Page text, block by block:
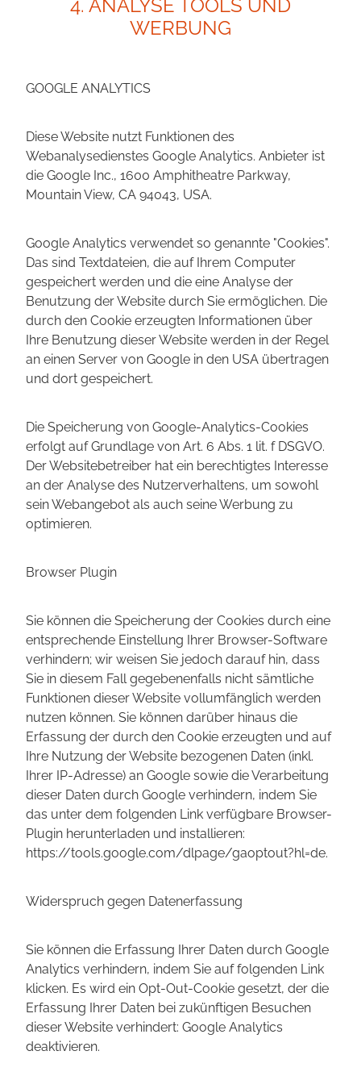
WERBUNG
GOOGLE ANALYTICS
Diese Website nutzt Funktionen des
Webanalysedienstes Google Analytics. Anbieter ist
die Google Inc., 1600 Amphitheatre Parkway,
Mountain View, CA 94043, USA.
Google Analytics verwendet so genannte "Cookies".
Das sind Textdateien, die auf Ihrem Computer
gespeichert werden und die eine Analyse der
Benutzung der Website durch Sie ermöglichen. Die
durch den Cookie erzeugten Informationen über
Ihre Benutzung dieser Website werden in der Regel
an einen Server von Google in den USA übertragen
und dort gespeichert.
Die Speicherung von Google-Analytics-Cookies
erfolgt auf Grundlage von Art. 6 Abs. 1 lit. f DSGVO.
Der Websitebetreiber hat ein berechtigtes Interesse
an der Analyse des Nutzerverhaltens, um sowohl
sein Webangebot als auch seine Werbung zu
optimieren.
Browser Plugin
Sie können die Speicherung der Cookies durch eine
entsprechende Einstellung Ihrer Browser-Software
verhindern; wir weisen Sie jedoch darauf hin, dass
Sie in diesem Fall gegebenenfalls nicht sämtliche
Funktionen dieser Website vollumfänglich werden
nutzen können. Sie können darüber hinaus die
Erfassung der durch den Cookie erzeugten und auf
Ihre Nutzung der Website bezogenen Daten (inkl.
Ihrer IP-Adresse) an Google sowie die Verarbeitung
dieser Daten durch Google verhindern, indem Sie
das unter dem folgenden Link verfügbare Browser-
Plugin herunterladen und installieren:
https://tools.google.com/dlpage/gaoptout?hl=de.
Widerspruch gegen Datenerfassung
Sie können die Erfassung Ihrer Daten durch Google
Analytics verhindern, indem Sie auf folgenden Link
klicken. Es wird ein Opt-Out-Cookie gesetzt, der die
Erfassung Ihrer Daten bei zukünftigen Besuchen
dieser Website verhindert: Google Analytics
deaktivieren.